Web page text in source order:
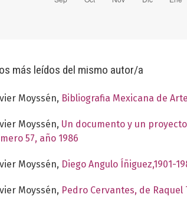
más leídos del mismo autor/a
Moyssén, Bibliografia Mexicana de
Moyssén, Un documento y un
57, año 1986
Moyssén, Diego Angulo Íñiguez,1901-
Moyssén, Pedro Cervantes, de Raquel